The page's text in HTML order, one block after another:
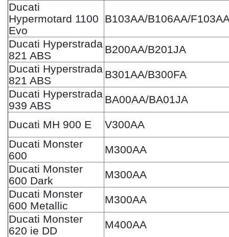
Ducati
Hypermotard 1100
Evo
B103AA/B106AA/
Ducati Hyperstrada
821 ABS
B200AA/B201JA
Ducati Hyperstrada
821 ABS
B301AA/B300FA
Ducati Hyperstrada
939 ABS
BA00AA/BA01JA
Ducati MH 900 E
V300AA
Ducati Monster
600
M300AA
Ducati Monster
600 Dark
M300AA
Ducati Monster
600 Metallic
M300AA
Ducati Monster
620 ie DD
M400AA